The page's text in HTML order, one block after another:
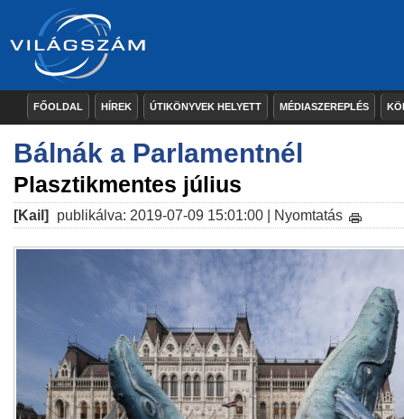
FŐOLDAL HÍREK ÚTIKÖNYVEK HELYETT MÉDIASZEREPLÉS
Bálnák a Parlamentnél
Plasztikmentes július
[Kail] publikálva: 2019-07-09 15:01:00 | Nyomtatás